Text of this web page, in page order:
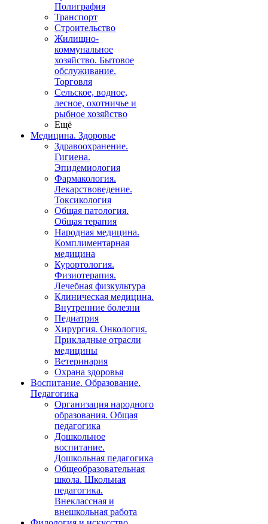
Полиграфия
Транспорт
Строительство
Жилищно-
коммунальное
хозяйство. Бытовое
обслуживание.
Торговля
Сельское, водное,
лесное, охотничье и
рыбное хозяйство
Ещё
Медицина. Здоровье
Здравоохранение.
Гигиена.
Эпидемиология
Фармакология.
Лекарствоведение.
Токсикология
Общая патология.
Общая терапия
Народная медицина.
Комплиментарная
медицина
Курортология.
Физиотерапия.
Лечебная физкультура
Клиническая медицина.
Внутренние болезни
Педиатрия
Хирургия. Онкология.
Прикладные отрасли
медицины
Ветеринария
Охрана здоровья
Воспитание. Образование.
Педагогика
Организация народного
образования. Общая
педагогика
Дошкольное
воспитание.
Дошкольная педагогика
Общеобразовательная
школа. Школьная
педагогика.
Внеклассная и
внешкольная работа